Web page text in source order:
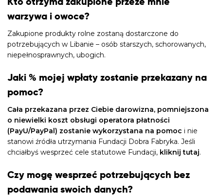
warzywa i owoce?
Zakupione produkty rolne zostaną dostarczone do
potrzebujących w Libanie – osób starszych, schorowanych,
niepełnosprawnych, ubogich.
Jaki % mojej wpłaty zostanie przekazany na
pomoc?
Cała przekazana przez Ciebie darowizna, pomniejszona
o niewielki koszt obsługi operatora płatności
(PayU/PayPal) zostanie wykorzystana na pomoc i nie
stanowi źródła utrzymania Fundacji Dobra Fabryka. Jeśli
chciałbyś wesprzeć cele statutowe Fundacji, kliknij tutaj.
Czy mogę wesprzeć potrzebujących bez
podawania swoich danych?